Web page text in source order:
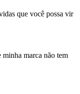
que você possa vir
minha marca não tem